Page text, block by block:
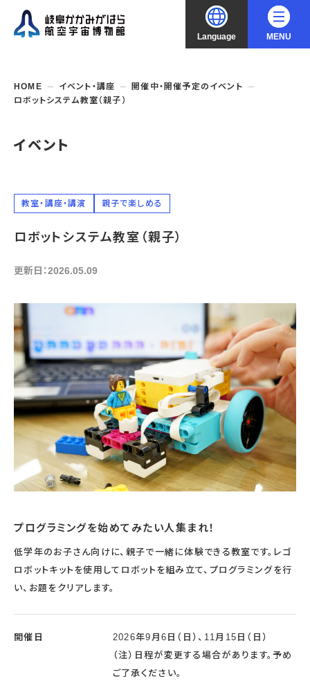
Language
中文（简化字）
中文（繁體字）
한국어
MENU
年間パスポート
フロアガイド
よくあるご質問
企画展
開催中・開催予定の企画展
常設展示
宇宙エリア
屋外展示
その他の展示
シアタールーム上映
操縦シミュレーション体験
おすすめコース
イベント・講座
開催中・開催予定のイベント
教室・講座・講演
ガイドツアー
イベントカレンダー
予約申し込み
これまでのイベント
博物館としての取組み
資料の貸出
地域との連携
レンタルそらはく
空宙博ボランティア
博物館実習
一般団体
福祉団体
子ども会・スポーツ少年団等
学校団体
学校・教育関係
学校・教育関係の方へ
遠足・社会見学
教育プログラム
オンライン学習
アウトリーチ
展示・イベントカレンダー
イベント予約申し込み
チャレンジそらはく
スタッフコラム お知らせ
お問い合わせ
HOME イベント・講座
開催中・開催予定のイベント
ロボットシステム教室（親子）
イベント
教室・講座・講演 親子で楽しめる
ロボットシステム教室（親子）
更新日：2026.05.09
プログラミングを始めてみたい人集まれ！
低学年のお子さん向けに、親子で一緒に体験できる教室です。レゴ
ロボットキットを使用してロボットを組み立て、プログラミングを行
い、お題をクリアします。
開催日
2026年9月6日（日）、11月15日（日）
（注）日程が変更する場合があります。予め
ご了承ください。